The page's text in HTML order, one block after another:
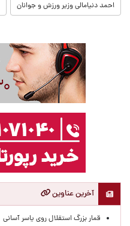
احمد دنیامالی وزیر ورزش و جوانان
آخرین عناوین
قمار بزرگ استقلال روی یاسر آسانی